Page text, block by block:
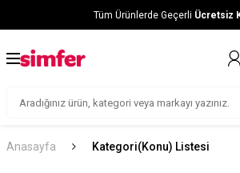
Tüm Ürünlerde Geçerli Ücretsiz
Anasayfa Kategori(Konu) Listesi